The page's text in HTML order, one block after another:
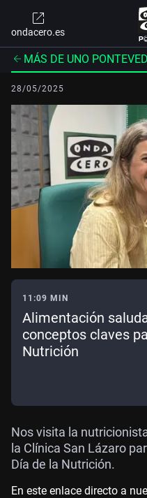
ondacero.es
MÁS DE UNO
28/05/2025
11:09 MIN
Alimentación
conceptos claves
Nutrición
Nos visita la
la Clínica San Lázaro
Día de la Nutrición.
En este enlace directo a